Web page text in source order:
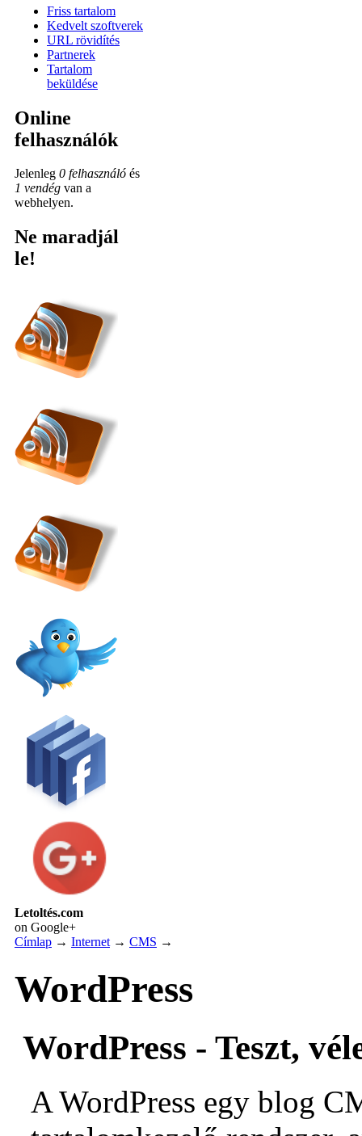
Friss tartalom
Kedvelt szoftverek
URL rövidítés
Partnerek
Tartalom
beküldése
Online
felhasználók
Jelenleg 0 felhasználó és
1 vendég van a
webhelyen.
Ne maradjál
le!
Letoltés.com
on Google+
Címlap → Internet → CMS →
WordPress
WordPress - Teszt,
A WordPress egy blog